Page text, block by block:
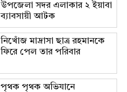
উপজেলা সদর এলাকার ২ ইয়াবা
ব্যাবসায়ী আটক
নিখোঁজ মাদ্রাসা ছাত্র রহমানকে
ফিরে পেল তার পরিবার
পৃথক পৃথক অভিযানে